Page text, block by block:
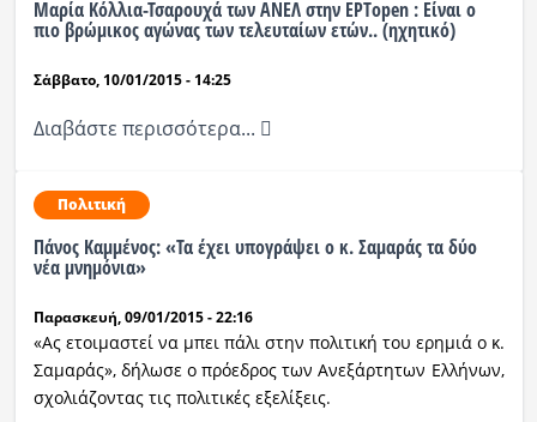
Μαρία Κόλλια-Τσαρουχά των ΑΝΕΛ στην ΕΡΤopen : Είναι ο
πιο βρώμικος αγώνας των τελευταίων ετών.. (ηχητικό)
Σάββατο, 10/01/2015 - 14:25
Διαβάστε περισσότερα...
Πολιτική
Πάνος Καμμένος: «Τα έχει υπογράψει ο κ. Σαμαράς τα δύο
νέα μνημόνια»
Παρασκευή, 09/01/2015 - 22:16
«Ας ετοιμαστεί να μπει πάλι στην πολιτική του ερημιά ο κ.
Σαμαράς», δήλωσε ο πρόεδρος των Ανεξάρτητων Ελλήνων,
σχολιάζοντας τις πολιτικές εξελίξεις.